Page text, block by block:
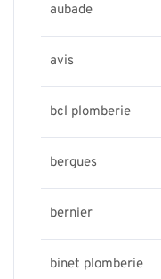
aubade
avis
bcl plomberie
bergues
bernier
binet plomberie